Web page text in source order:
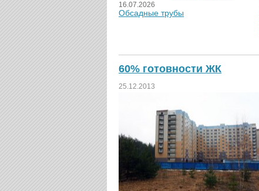
16.07.2026
Обсадные трубы
60% готовности ЖК
25.12.2013